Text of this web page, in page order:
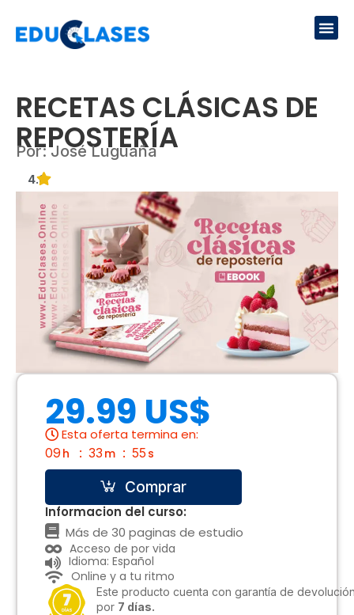
contenido
RECETAS CLÁSICAS DE
REPOSTERÍA
Por: José Luguaña
4.8
29.99 US$
Esta oferta termina en:
09 h 33 m 54 s
Comprar
Informacion del curso:
Más de 30 paginas de estudio
Acceso de por vida
Idioma: Español
Online y a tu ritmo
Este producto cuenta con garantía de
por 7 días.